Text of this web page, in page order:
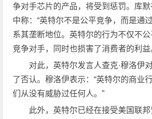
争对手芯片的产品，将受到惩罚。库
中称：“英特尔不是公平竞争，而是通
系其垄断地位。英特尔的行为不仅不
竞争对手，同时也损害了消费者的利益
对此，英特尔发言人查克·穆洛伊
了否认。穆洛伊表示：“英特尔的商业
们从没有威胁过任何人。”
此外，英特尔已经在接受美国联